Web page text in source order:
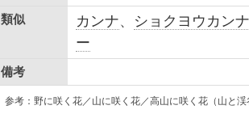
類似 カンナ、 ショクヨウカンナ
ー
備考
参考：野に咲く花／山に咲く花／高山に咲く花（山と渓